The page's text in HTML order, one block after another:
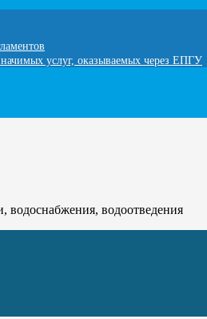
услуг, оказываемых через ЕПГУ
водоснабжения, водоотведения